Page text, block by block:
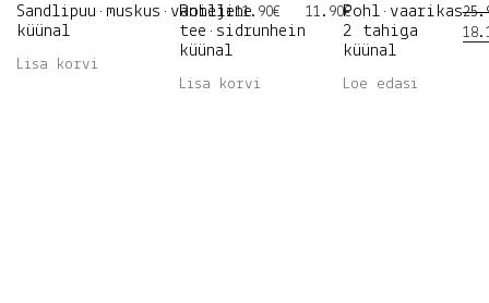
Sandlipuu•muskus•vanilje
küünal
Lisa korvi
11.90€
Roheline
tee•sidrunhein
küünal
Lisa korvi
11.90€
Pohl•vaarikas
2 tahiga
küünal
Loe edasi